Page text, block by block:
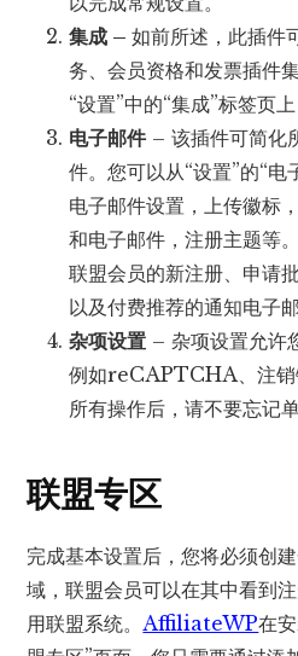
集成 –如前所述，此插件
务、会员资格和发票插件
“设置”中的“集成”标签页
电子邮件– 该插件可简化
件。您可以从“设置”的“
电子邮件设置，上传徽标
和电子邮件，注册主题等
联盟会员的新注册、申请
以及付费推荐的通知电子邮
杂项设置 – 杂项设置允许
例如reCAPTCHA、注销
所有操作后，请不要忘记
联盟专区
完成基本设置后，您将必须创
域，联盟会员可以在其中看到
用联盟系统。 AffiliateWP在